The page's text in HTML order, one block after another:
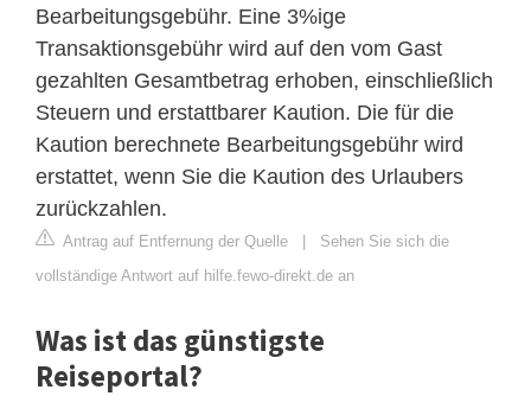
Bearbeitungsgebühr. Eine 3%ige
Transaktionsgebühr wird auf den vom Gast
gezahlten Gesamtbetrag erhoben, einschließlich
Steuern und erstattbarer Kaution. Die für die
Kaution berechnete Bearbeitungsgebühr wird
erstattet, wenn Sie die Kaution des Urlaubers
zurückzahlen.
Antrag auf Entfernung der Quelle | Sehen Sie sich die
vollständige Antwort auf hilfe.fewo-direkt.de an
Was ist das günstigste
Reiseportal?